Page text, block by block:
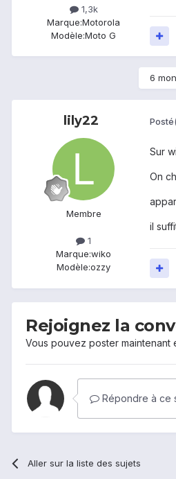
1,3k
Marque:Motorola
Modèle:Moto G
6
lily22
Membre
1
Marque:wiko
Modèle:ozzy
Sur
On
il
Rejoignez la
Vous pouvez poster maintenant
Répondre à ce
Aller sur la liste des sujets